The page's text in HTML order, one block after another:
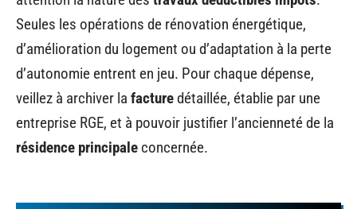
Seules les opérations de rénovation énergétique,
d’amélioration du logement ou d’adaptation à la perte
d’autonomie entrent en jeu. Pour chaque dépense,
veillez à archiver la facturedétaillée, établie par une
entreprise RGE, et à pouvoir justifier l’ancienneté de la
résidence principale concernée.